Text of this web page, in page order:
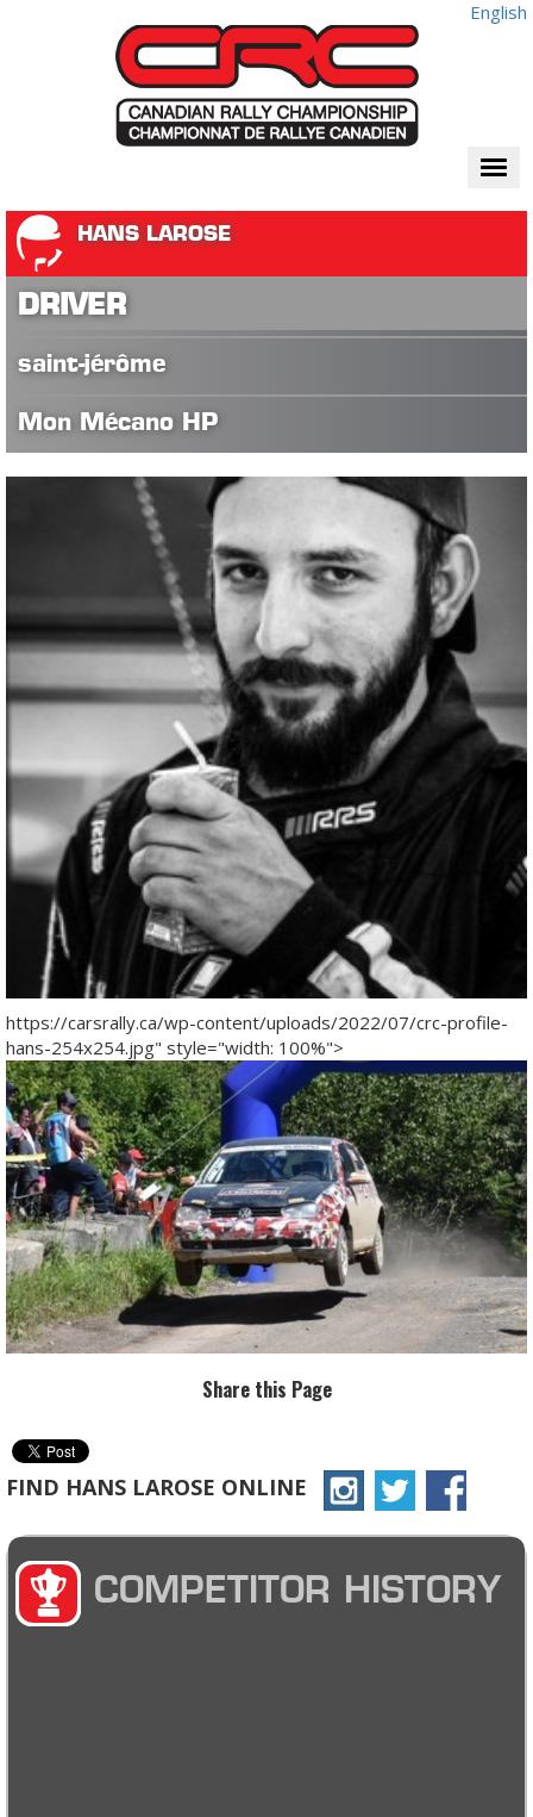
English
HANS LAROSE
DRIVER
saint-jérôme
Mon Mécano HP
https://carsrally.ca/wp-content/uploads/2022/07/crc-profile-
hans-254x254.jpg" style="width: 100%">
Share this Page
FIND HANS LAROSE ONLINE
COMPETITOR HISTORY